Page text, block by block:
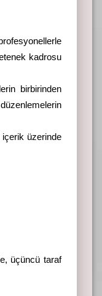
kadrosu
birbirinden
içerik üzerinde
üçüncü taraf